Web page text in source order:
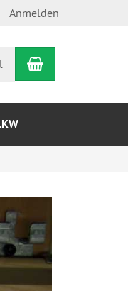
Anmelden
Warenkorb